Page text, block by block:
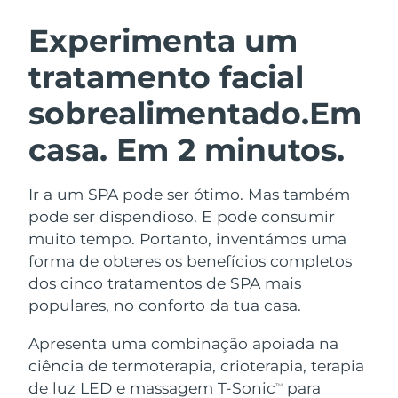
Experimenta um
tratamento facial
sobrealimentado.Em
casa. Em 2 minutos.
Ir a um SPA pode ser ótimo. Mas também
pode ser dispendioso. E pode consumir
muito tempo. Portanto, inventámos uma
forma de obteres os benefícios completos
dos cinco tratamentos de SPA mais
populares, no conforto da tua casa.
Apresenta uma combinação apoiada na
ciência de termoterapia, crioterapia, terapia
de luz LED e massagem T-SonicTM
para
Limpeza facial
LUNA™ 4 kit
Anti-aging massage
LUNA™ 4 Plus
Massage, LED heating
LUNA™ 4 Men
For men, anti-aging massage
Lifting facial
BEAR™ 2 kit
Microcurrent toning
BEAR™ 2 go
Microcurrent toning on-the-go
BEAR™ 2 eyes & lips
Microcurrent line smoothing device
Hidratação
UFO™ 3 kit
Deep facial hydration
Near-infrared and red light therapy
device
Cuidado oral
issa™ 4
Hybrid silicone sonic toothbrush
issa™ 4 plus
Smart hybrid silicone sonic toothbrush
TRATAMENTO ANTIENVELHECIMENTO
FAQ™
Antienvelhecimento Tratamentos LED
Áustria
Barein Entrega prevista
Bélgica Entrega prevista8/8/26
Bermudas Entrega prevista8/14/26
Bósnia e
Herzegovina
Entrega prevista8/11/26
Brunei Entrega prevista8/13/26
Bulgária
Canadá Entrega prevista8/12/26
Chile Entrega prevista